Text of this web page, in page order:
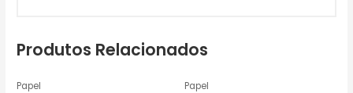
Produtos Relacionados
Papel Papel